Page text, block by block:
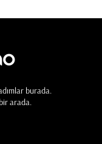
burada.
arada.